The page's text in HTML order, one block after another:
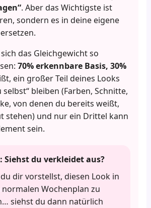
. Aber das Wichtigste ist
sondern es in deine eigene
das Gleichgewicht so
70% erkennbare Basis, 30%
ein großer Teil deines Looks
bleiben (Farben, Schnitte,
von denen du bereits weißt,
stehen) und nur ein Drittel kann
sein.
Siehst du verkleidet aus?
dir vorstellst, diesen Look in
normalen Wochenplan zu
siehst du dann natürlich